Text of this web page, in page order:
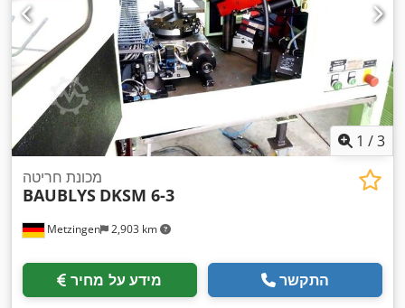
1 /3
Metzingen 2,903 km
מכונת חריטה
BAUBLYS DKSM 6-3
מידע על מחיר התקשר